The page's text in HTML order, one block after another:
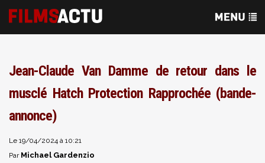
Jean-Claude Van Damme de retour dans le
musclé Hatch Protection Rapprochée (bande-
annonce)
Le 19/04/2024 à 10:21
Par Michael Gardenzio